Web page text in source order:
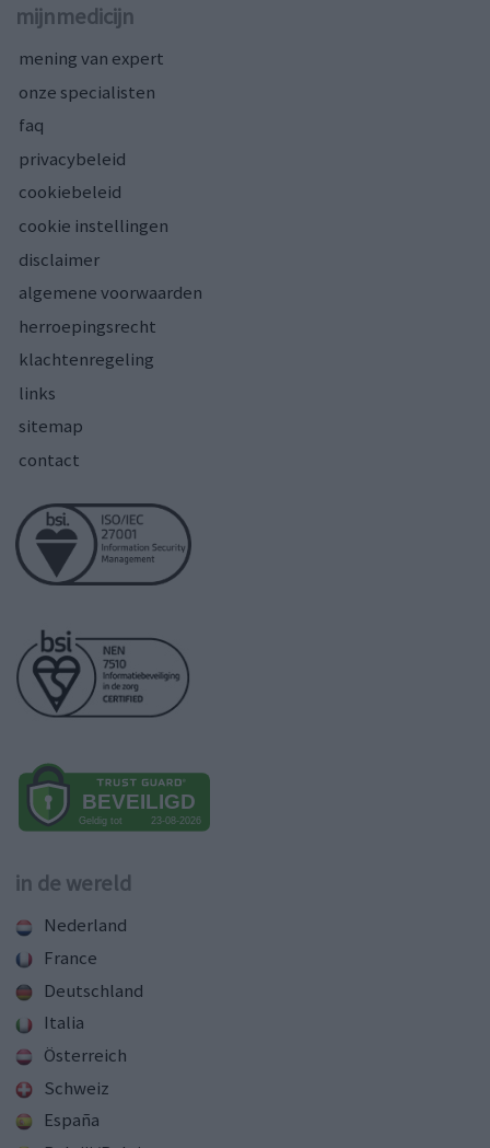
mijnmedicijn
mening van expert
onze specialisten
faq
privacybeleid
cookiebeleid
cookie instellingen
disclaimer
algemene voorwaarden
herroepingsrecht
klachtenregeling
links
sitemap
contact
in de wereld
Nederland
France
Deutschland
Italia
Österreich
Schweiz
España